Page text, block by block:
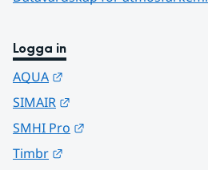
Logga in
AQUA
SIMAIR
SMHI Pro
Timbr